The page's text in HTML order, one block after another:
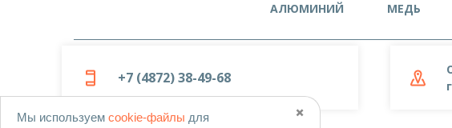
+7 (4872) 38-49-68
АЛЮМИНИЙ МЕДЬ
✖️
Мы используем cookie-файлы для